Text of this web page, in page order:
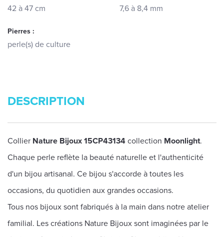
42 à 47 cm 7,6 à 8,4 mm
Pierres :
perle(s) de culture
DESCRIPTION
Collier Nature Bijoux 15CP43134 collection Moonlight.
Chaque perle reflète la beauté naturelle et l'authenticité
d'un bijou artisanal. Ce bijou s'accorde à toutes les
occasions, du quotidien aux grandes occasions.
Tous nos bijoux sont fabriqués à la main dans notre atelier
familial. Les créations Nature Bijoux sont imaginées par le